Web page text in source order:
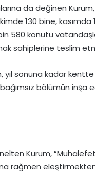
da değinen Kurum,
130 bine, kasımda
580 konutu
sahiplerine teslim
sonuna kadar
bölümün inşa
Kurum,
rağmen